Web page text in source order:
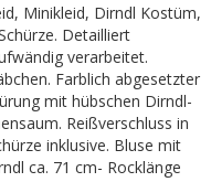
Minikleid, Dirndl Kostüm,
Detailliert
verarbeitet.
Farblich abgesetzter
mit hübschen Dirndl-
Reißverschluss in
inklusive. Bluse mit
ca. 71 cm- Rocklänge